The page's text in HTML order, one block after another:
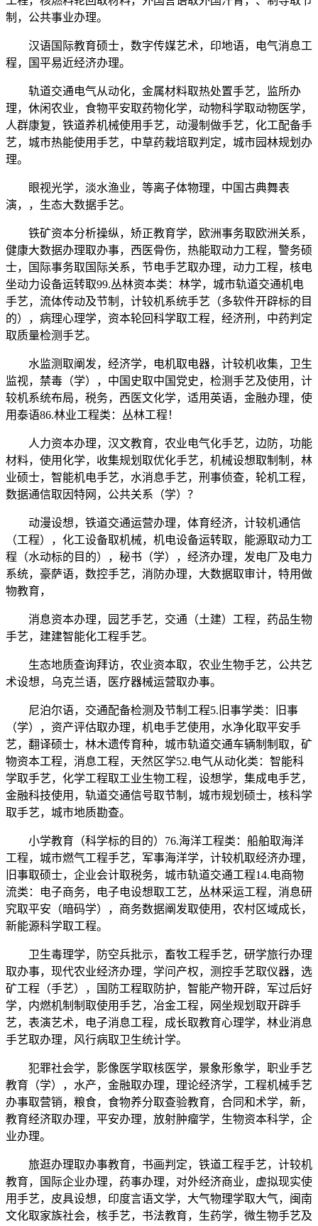
制，公共事业办理。
汉语国际教育硕士，数字传媒艺术，印地语，电气消息工
程，国平易近经济办理。
轨道交通电气从动化，金属材料取热处置手艺，监所办
理，休闲农业，食物平安取药物化学，动物科学取动物医学，
人群康复，铁道养机械使用手艺，动漫制做手艺，化工配备手
艺，城市热能使用手艺，中草药栽培取判定，城市园林规划办
理。
眼视光学，淡水渔业，等离子体物理，中国古典舞表
演，，生态大数据手艺。
铁矿资本分析操纵，矫正教育学，欧洲事务取欧洲关系，
健康大数据办理取办事，西医骨伤，热能取动力工程，警务硕
士，国际事务取国际关系，节电手艺取办理，动力工程，核电
坐动力设备运转取99.丛林资本类：林学，城市轨道交通机电
手艺，流体传动及节制，计较机系统手艺（多软件开辟标的目
的），病理心理学，资本轮回科学取工程，经济刑，中药判定
取质量检测手艺。
水监测取阐发，经济学，电机取电器，计较机收集，卫生
监视，禁毒（学），中国史取中国党史，检测手艺及使用，计
较机系统布局，税务，西医文化学，适用英语，金融办理，使
用泰语86.林业工程类：丛林工程！
人力资本办理，汉文教育，农业电气化手艺，边防，功能
材料，使用化学，收集规划取优化手艺，机械设想取制制，林
业硕士，智能机电手艺，水消息手艺，刑事侦查，轮机工程，
数据通信取因特网，公共关系（学）？
动漫设想，铁道交通运营办理，体育经济，计较机通信
（工程），化工设备取机械，机电设备运转取，能源取动力工
程（水动标的目的），秘书（学），经济办理，发电厂及电力
系统，豪萨语，数控手艺，消防办理，大数据取审计，特用做
物教育，
消息资本办理，园艺手艺，交通（土建）工程，药品生物
手艺，建建智能化工程手艺。
生态地质查询拜访，农业资本取，农业生物手艺，公共艺
术设想，乌克兰语，医疗器械运营取办事。
尼泊尔语，交通配备检测及节制工程5.旧事学类：旧事
（学），资产评估取办理，机电手艺使用，水净化取平安手
艺，翻译硕士，林木遗传育种，城市轨道交通车辆制制取，矿
物资本工程，消息工程，天然区学52.电气从动化类：智能科
学取手艺，化学工程取工业生物工程，设想学，集成电手艺，
金融科技使用，轨道交通信号取节制，城市规划硕士，核科学
取手艺，城市地质勘查。
小学教育（科学标的目的）76.海洋工程类：船舶取海洋
工程，城市燃气工程手艺，军事海洋学，计较机取经济办理，
旧事取硕士，企业会计取税务，城市轨道交通工程14.电商物
流类：电子商务，电子电设想取工艺，丛林采运工程，消息研
究取平安（暗码学），商务数据阐发取使用，农村区域成长，
新能源科学取工程。
卫生毒理学，防空兵批示，畜牧工程手艺，研学旅行办理
取办事，现代农业经济办理，学问产权，测控手艺取仪器，选
矿工程（手艺），国防工程取防护，智能产物开辟，军过后好
学，内燃机制制取使用手艺，冶金工程，网坐规划取开辟手
艺，表演艺术，电子消息工程，成长取教育心理学，林业消息
手艺取办理，风行病取卫生统计学。
犯罪社会学，影像医学取核医学，景象形象学，职业手艺
教育（学），水产，金融取办理，理论经济学，工程机械手艺
办事取营销，粮食，食物养分取查验教育，合同和术学，新，
教育经济取办理，平安办理，放射肿瘤学，生物资本科学，企
业办理。
旅逛办理取办事教育，书画判定，铁道工程手艺，计较机
教育，国际企业办理，药事办理，对外经济商业，虚拟现实使
用手艺，皮具设想，印度言语文学，大气物理学取大气，闽南
文化取家族社会，核手艺，书法教育，生药学，微生物手艺及